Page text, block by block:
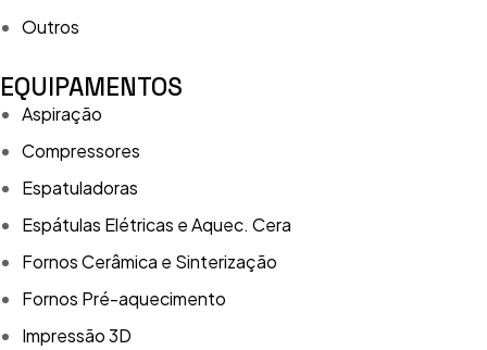
Outros
EQUIPAMENTOS
Aspiração
Compressores
Espatuladoras
Espátulas Elétricas e Aquec. Cera
Fornos Cerâmica e Sinterização
Fornos Pré-aquecimento
Impressão 3D